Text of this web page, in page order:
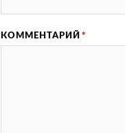
КОММЕНТАРИЙ *